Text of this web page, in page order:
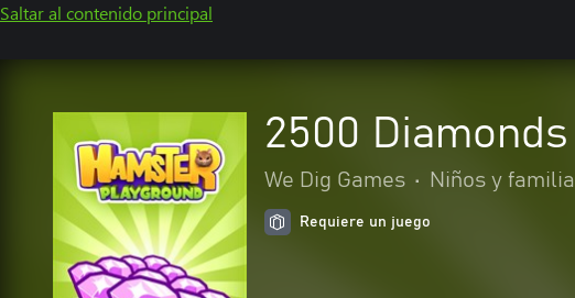
Saltar al contenido principal
2500 Diamonds
We Dig Games • Niños y familia
Requiere un juego